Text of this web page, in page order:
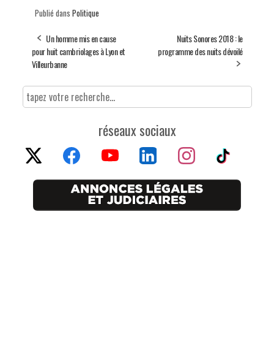
Publié dans Politique
Un homme mis en cause
pour huit cambriolages à Lyon et
Villeurbanne
Nuits Sonores 2018 : le
programme des nuits dévoilé
réseaux sociaux